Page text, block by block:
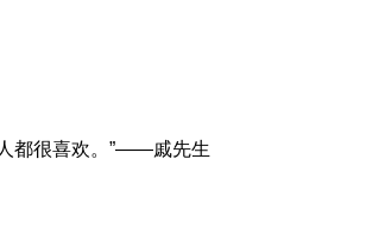
都很喜欢。”——戚先生